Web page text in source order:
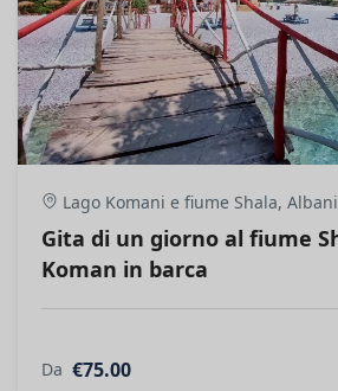
Lago Komani e fiume Shala,
Gita di un giorno al fiume
Koman in barca
Da €75.00